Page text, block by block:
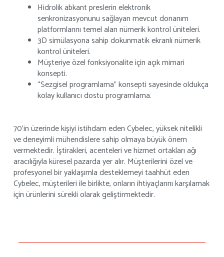
Hidrolik abkant preslerin elektronik
senkronizasyonunu sağlayan mevcut donanım
platformlarını temel alan nümerik kontrol üniteleri.
3D simülasyona sahip dokunmatik ekranlı nümerik
kontrol üniteleri.
Müşteriye özel fonksiyonalite için açık mimari
konsepti.
“Sezgisel programlama” konsepti sayesinde oldukça
kolay kullanıcı dostu programlama.
70’in üzerinde kişiyi istihdam eden Cybelec, yüksek nitelikli
ve deneyimli mühendislere sahip olmaya büyük önem
vermektedir. İştirakleri, acenteleri ve hizmet ortakları ağı
aracılığıyla küresel pazarda yer alır. Müşterilerini özel ve
profesyonel bir yaklaşımla desteklemeyi taahhüt eden
Cybelec, müşterileri ile birlikte, onların ihtiyaçlarını karşılamak
için ürünlerini sürekli olarak geliştirmektedir.